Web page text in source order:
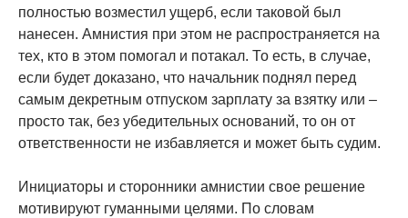
полностью возместил ущерб, если таковой был
нанесен. Амнистия при этом не распространяется на
тех, кто в этом помогал и потакал. То есть, в случае,
если будет доказано, что начальник поднял перед
самым декретным отпуском зарплату за взятку или –
просто так, без убедительных оснований, то он от
ответственности не избавляется и может быть судим.
Инициаторы и сторонники амнистии свое решение
мотивируют гуманными целями. По словам